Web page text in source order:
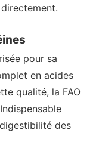
pour sa
en acides
qualité, la FAO
des